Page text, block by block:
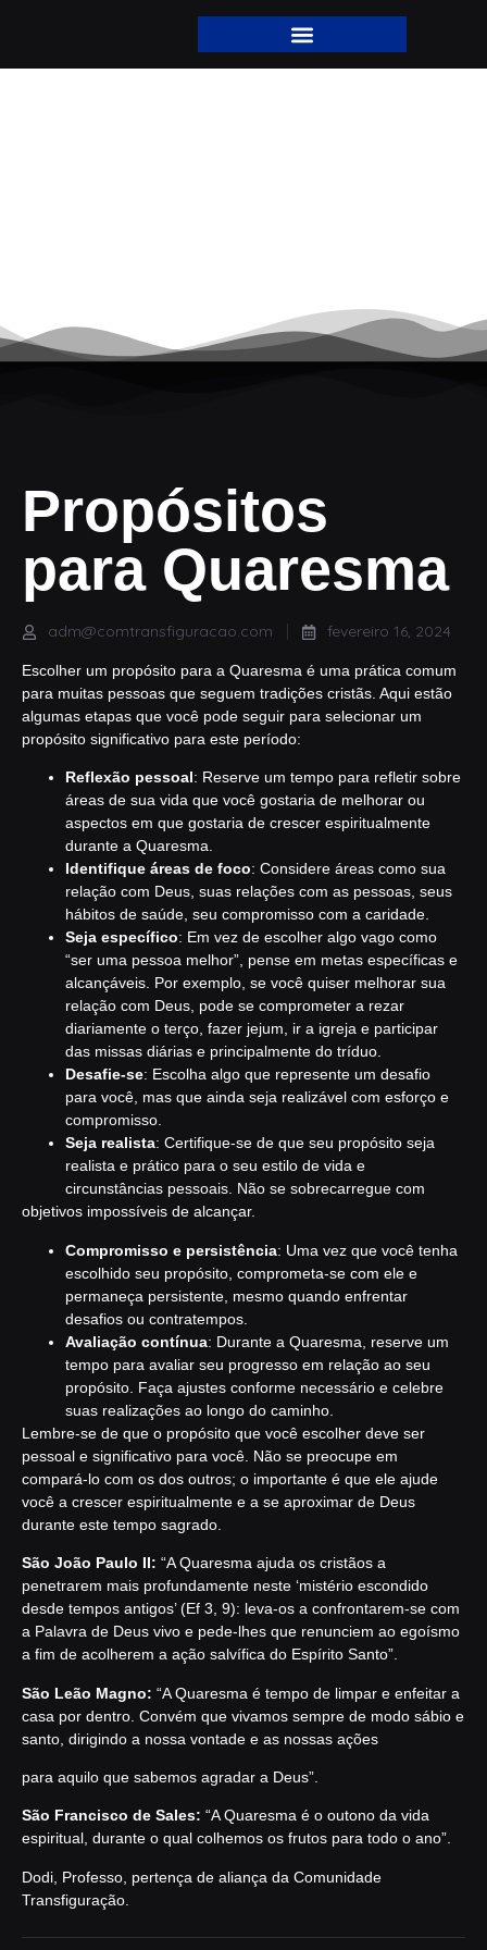
Propósitos
para Quaresma
adm@comtransfiguracao.com fevereiro 16, 2024
Escolher um propósito para a Quaresma é uma prática comum
para muitas pessoas que seguem tradições cristãs. Aqui estão
algumas etapas que você pode seguir para selecionar um
propósito significativo para este período:
Reflexão pessoal: Reserve um tempo para refletir sobre
áreas de sua vida que você gostaria de melhorar ou
aspectos em que gostaria de crescer espiritualmente
durante a Quaresma.
Identifique áreas de foco: Considere áreas como sua
relação com Deus, suas relações com as pessoas, seus
hábitos de saúde, seu compromisso com a caridade.
Seja específico: Em vez de escolher algo vago como
“ser uma pessoa melhor”, pense em metas específicas e
alcançáveis. Por exemplo, se você quiser melhorar sua
relação com Deus, pode se comprometer a rezar
diariamente o terço, fazer jejum, ir a igreja e participar
das missas diárias e principalmente do tríduo.
Desafie-se: Escolha algo que represente um desafio
para você, mas que ainda seja realizável com esforço e
compromisso.
Seja realista: Certifique-se de que seu propósito seja
realista e prático para o seu estilo de vida e
circunstâncias pessoais. Não se sobrecarregue com
objetivos impossíveis de alcançar.
Compromisso e persistência: Uma vez que você tenha
escolhido seu propósito, comprometa-se com ele e
permaneça persistente, mesmo quando enfrentar
desafios ou contratempos.
Avaliação contínua: Durante a Quaresma, reserve um
tempo para avaliar seu progresso em relação ao seu
propósito. Faça ajustes conforme necessário e celebre
suas realizações ao longo do caminho.
Lembre-se de que o propósito que você escolher deve ser
pessoal e significativo para você. Não se preocupe em
compará-lo com os dos outros; o importante é que ele ajude
você a crescer espiritualmente e a se aproximar de Deus
durante este tempo sagrado.
São João Paulo II: “A Quaresma ajuda os cristãos a
penetrarem mais profundamente neste ‘mistério escondido
desde tempos antigos’ (Ef 3, 9): leva-os a confrontarem-se com
a Palavra de Deus vivo e pede-lhes que renunciem ao egoísmo
a fim de acolherem a ação salvífica do Espírito Santo”.
São Leão Magno: “A Quaresma é tempo de limpar e enfeitar a
casa por dentro. Convém que vivamos sempre de modo sábio e
santo, dirigindo a nossa vontade e as nossas ações
para aquilo que sabemos agradar a Deus”.
São Francisco de Sales: “A Quaresma é o outono da vida
espiritual, durante o qual colhemos os frutos para todo o ano”.
Dodi, Professo, pertença de aliança da Comunidade
Transfiguração.